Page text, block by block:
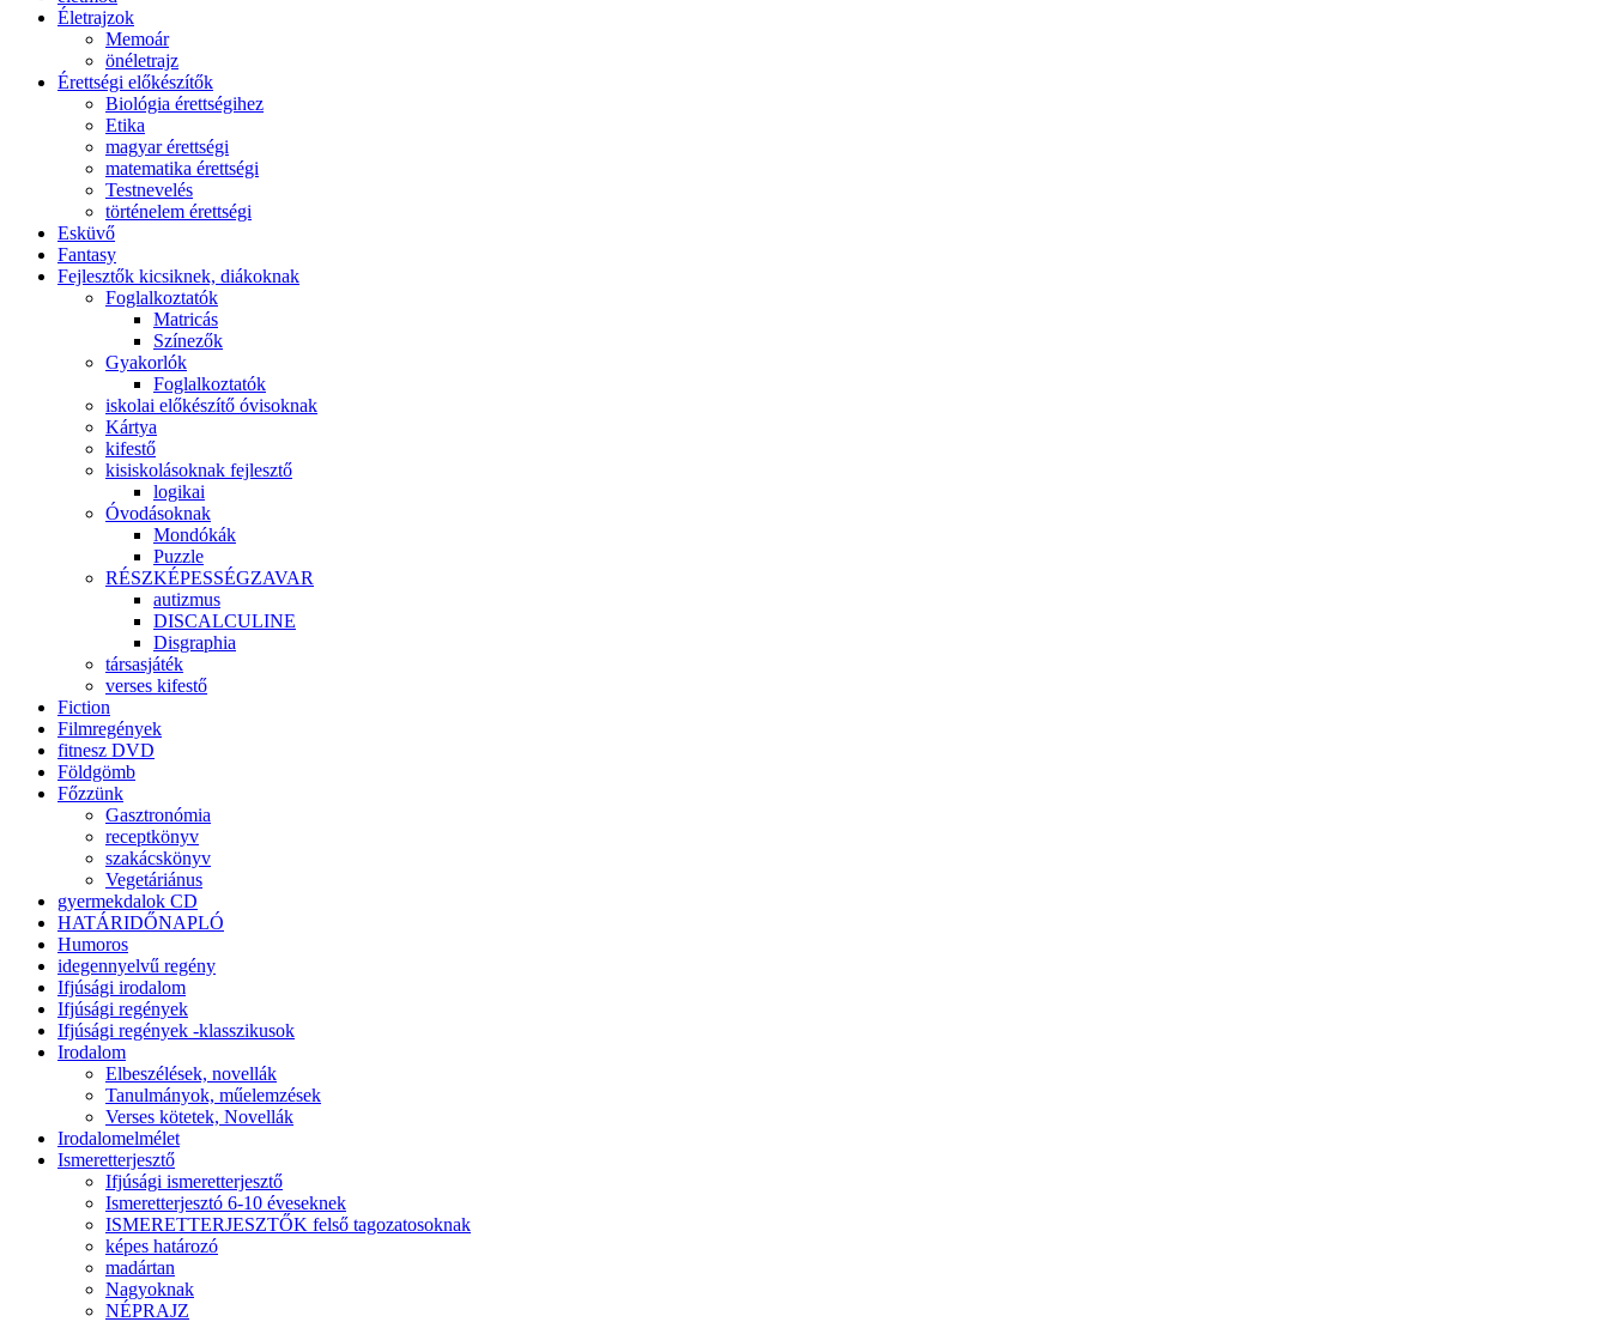
Életrajzok
Memoár
önéletrajz
Érettségi előkészítők
Biológia érettségihez
Etika
magyar érettségi
matematika érettségi
Testnevelés
történelem érettségi
Esküvő
Fantasy
Fejlesztők kicsiknek, diákoknak
Foglalkoztatók
Matricás
Színezők
Gyakorlók
Foglalkoztatók
iskolai előkészítő óvisoknak
Kártya
kifestő
kisiskolásoknak fejlesztő
logikai
Óvodásoknak
Mondókák
Puzzle
RÉSZKÉPESSÉGZAVAR
autizmus
DISCALCULINE
Disgraphia
társasjáték
verses kifestő
Fiction
Filmregények
fitnesz DVD
Földgömb
Főzzünk
Gasztronómia
receptkönyv
szakácskönyv
Vegetáriánus
gyermekdalok CD
HATÁRIDŐNAPLÓ
Humoros
idegennyelvű regény
Ifjúsági irodalom
Ifjúsági regények
Ifjúsági regények -klasszikusok
Irodalom
Elbeszélések, novellák
Tanulmányok, műelemzések
Verses kötetek, Novellák
Irodalomelmélet
Ismeretterjesztő
Ifjúsági ismeretterjesztő
Ismeretterjesztó 6-10 éveseknek
ISMERETTERJESZTŐK felső tagozatosoknak
képes határozó
madártan
Nagyoknak
NÉPRAJZ